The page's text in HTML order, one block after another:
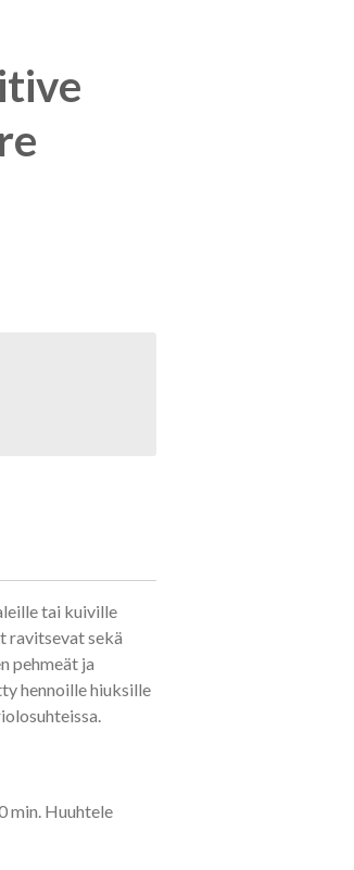
tai kuiville
ravitsevat sekä
pehmeät ja
hennoille hiuksille
min. Huuhtele